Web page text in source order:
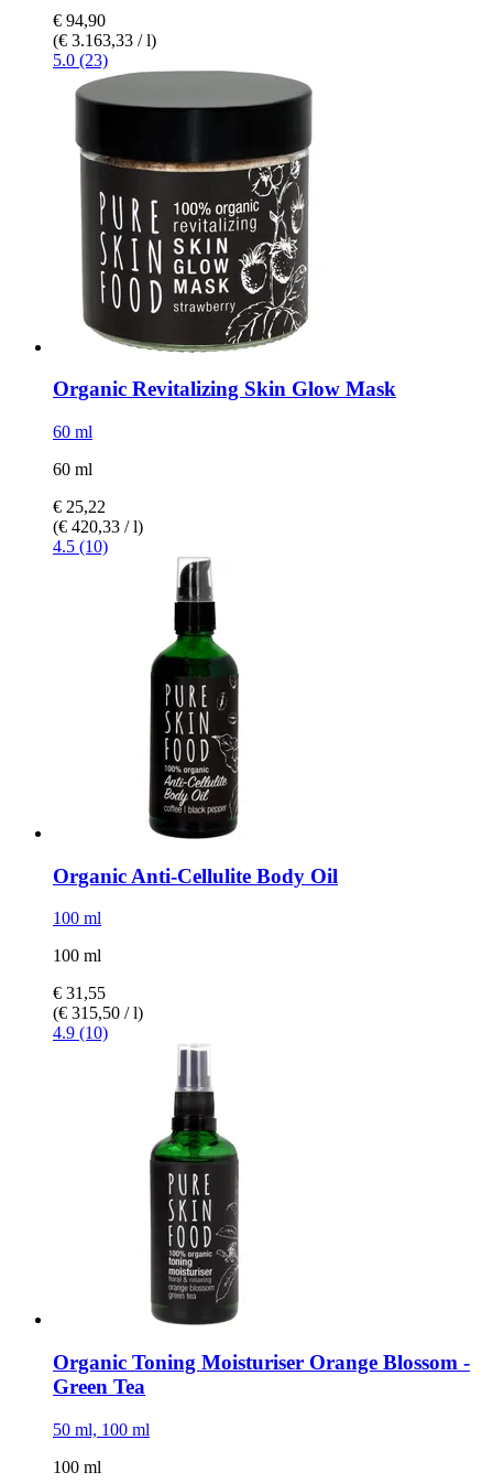
€ 94,90
(€ 3.163,33 / l)
5.0 (23)
Organic Revitalizing Skin Glow Mask
60 ml
60 ml
€ 25,22
(€ 420,33 / l)
4.5 (10)
Organic Anti-​Cellulite Body Oil
100 ml
100 ml
€ 31,55
(€ 315,50 / l)
4.9 (10)
Organic Toning Moisturiser Orange Blossom -​
Green Tea
50 ml, 100 ml
100 ml